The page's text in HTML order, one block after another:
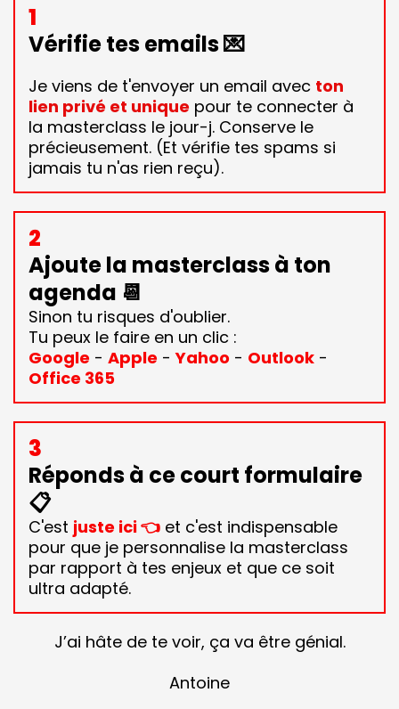
1
Vérifie tes emails 💌
Je viens de t'envoyer un email avec ton
lien privé et unique pour te connecter à
la masterclass le jour-j. Conserve le
précieusement. (Et vérifie tes spams si
jamais tu n'as rien reçu).
2
Ajoute la masterclass à ton
agenda 📆
Sinon tu risques d'oublier.
Tu peux le faire en un clic :
Google - Apple -Yahoo - Outlook -
Office 365
3
Réponds à ce court formulaire
📋
C'est juste ici 👈 et c'est indispensable
pour que je personnalise la masterclass
par rapport à tes enjeux et que ce soit
ultra adapté.
J’ai hâte de te voir, ça va être génial.
Antoine